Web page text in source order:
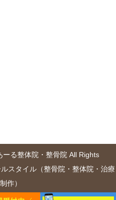
る整体院・整骨院 All Rights
スタイル（整骨院・整体院・治療
作）